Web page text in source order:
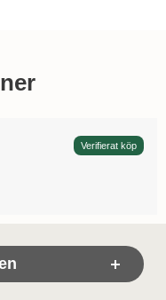
Verifierat köp
länkar